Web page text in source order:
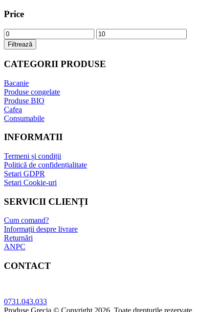
Price
Preț
minim
Preț
maxim
Filtrează
CATEGORII PRODUSE
Bacanie
Produse congelate
Produse BIO
Cafea
Consumabile
INFORMATII
Termeni și condiții
Politică de confidențialitate
Setari GDPR
Setari Cookie-uri
SERVICII CLIENȚI
Cum comand?
Informații despre livrare
Returnări
ANPC
CONTACT
0731.043.033
Produse Grecia © Copyright 2026. Toate drepturile rezervate.